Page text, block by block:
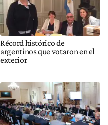
Récord histórico de
argentinos que votaron en el
exterior